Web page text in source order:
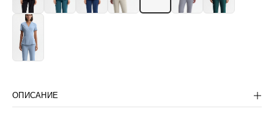
ОПИСАНИЕ
БЫТЬ В КУРСЕ СКИДОК: